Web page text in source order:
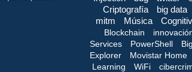
Criptografía
big data
mitm
Música
Blockchain
Services
PowerShell
Explorer
Movistar Home
Learning
WiFi